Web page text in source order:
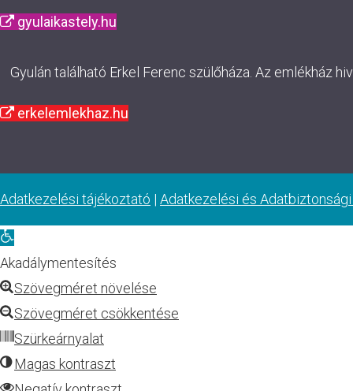
gyulaikastely.hu
Gyulán található Erkel Ferenc szülőháza. Az emlékház
erkelemlekhaz.hu
Adatkezelési tájékoztató | Adatkezelési és
Eszköztár
megnyitása
Akadálymentesítés
Szövegméret növelése
Szövegméret csökkentése
Szürkeárnyalat
Magas kontraszt